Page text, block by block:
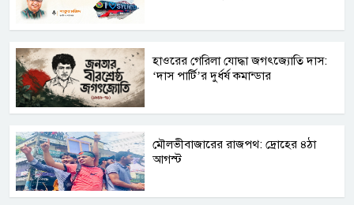
হাওরের গেরিলা যোদ্ধা জগৎজ্যোতি দাস:
‘দাস পার্টি’র দুর্ধর্ষ কমান্ডার
মৌলভীবাজারের রাজপথ: দ্রোহের ৪ঠা
আগস্ট